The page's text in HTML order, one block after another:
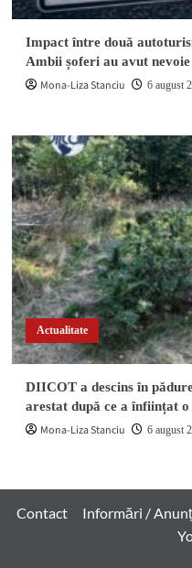
Impact între două
Ambii șoferi au avut
Mona-Liza Stanciu 6 august
Actualitate
DIICOT a descins în
arestat după ce a înființat
Mona-Liza Stanciu 6 august
Contact Informări /